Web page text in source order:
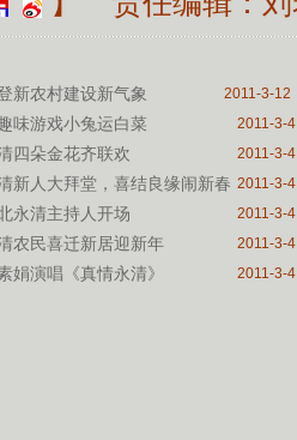
新农村建设新气象
2011-3-12
味游戏小兔运白菜 2011-3-4
四朵金花齐联欢 2011-3-4
新人大拜堂，喜结良缘闹新春 2011-3-4
永清主持人开场 2011-3-4
农民喜迁新居迎新年 2011-3-4
娟演唱《真情永清》 2011-3-4